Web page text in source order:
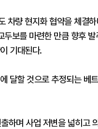
차량 현지화 협약을 체결
보를 마련한 만큼 향후
기대된다.
달할 것으로 추정되는 베
하며 사업 저변을 넓히고